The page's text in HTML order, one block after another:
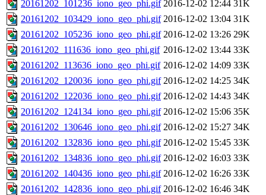
20161202_101236_iono_geo_phi.gif 2016-12-02 12:44 31K
20161202_103429_iono_geo_phi.gif 2016-12-02 13:04 31K
20161202_105236_iono_geo_phi.gif 2016-12-02 13:26 29K
20161202_111636_iono_geo_phi.gif 2016-12-02 13:44 33K
20161202_113636_iono_geo_phi.gif 2016-12-02 14:09 33K
20161202_120036_iono_geo_phi.gif 2016-12-02 14:25 34K
20161202_122036_iono_geo_phi.gif 2016-12-02 14:43 34K
20161202_124134_iono_geo_phi.gif 2016-12-02 15:06 35K
20161202_130646_iono_geo_phi.gif 2016-12-02 15:27 34K
20161202_132836_iono_geo_phi.gif 2016-12-02 15:45 33K
20161202_134836_iono_geo_phi.gif 2016-12-02 16:03 33K
20161202_140436_iono_geo_phi.gif 2016-12-02 16:26 33K
20161202_142836_iono_geo_phi.gif 2016-12-02 16:46 34K